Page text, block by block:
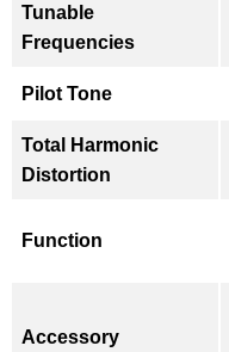
Tunable
Frequencies
Pilot Tone
Total Harmonic
Distortion
Function
Accessory